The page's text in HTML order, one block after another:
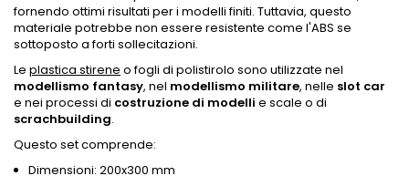
fornendo ottimi risultati per i modelli finiti. Tuttavia, questo
materiale potrebbe non essere resistente come l'ABS se
sottoposto a forti sollecitazioni.
Le plastica stirene o fogli di polistirolo sono utilizzate nel
modellismo fantasy, nel modellismo militare, nelle slot car
e nei processi di costruzione di modelli e scale o di
scrachbuilding.
Questo set comprende:
Dimensioni: 200x300 mm